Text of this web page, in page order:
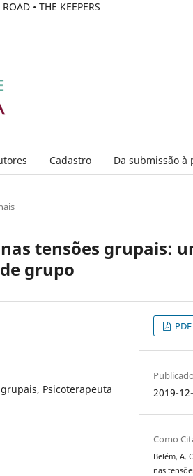
• THE KEEPERS
Cadastro Da submissão à
tensões grupais:
grupo
Psicoterapeuta
PDF
Publicado
2019-
Como
Belém, A.
nas